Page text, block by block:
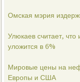
Омская мэрия
Улюкаев считает,
уложится в 6%
Мировые цены на
Европы и США